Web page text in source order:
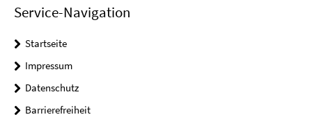
Service-Navigation
Startseite
Impressum
Datenschutz
Barrierefreiheit